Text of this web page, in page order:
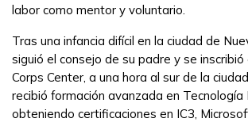
English
labor como mentor y voluntario.
Tras una infancia difícil en la ciudad de
siguió el consejo de su padre y se inscribió
Corps Center, a una hora al sur de la
recibió formación avanzada en Tecnología
obteniendo certificaciones en IC3,